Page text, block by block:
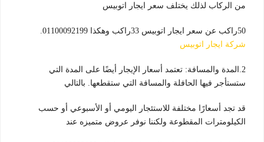
من الركاب لذلك يختلف سعر ايجار اتوبيس
50راكب عن سعر ايجار اتوبيس 33راكب وهكذا 01100092199.
شركة ايجار اتوبيس
2.المدة والمسافة: تعتمد أسعار الإيجار أيضًا على المدة التي
ستستأجر فيها الحافلة والمسافة التي ستقطعها. بالتالي
قد تجد أسعارًا مختلفة للاستئجار اليومي أو الأسبوعي أو حسب
الكيلومترات المقطوعة ولكننا نوفر عروض متميزه عند